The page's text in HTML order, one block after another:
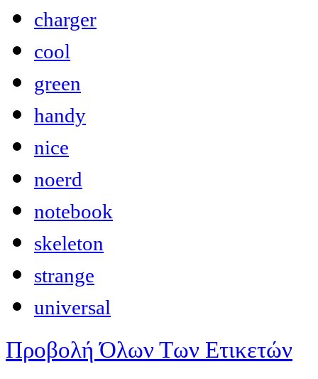
charger
cool
green
handy
nice
noerd
notebook
skeleton
strange
universal
Προβολή Όλων Των Ετικετών